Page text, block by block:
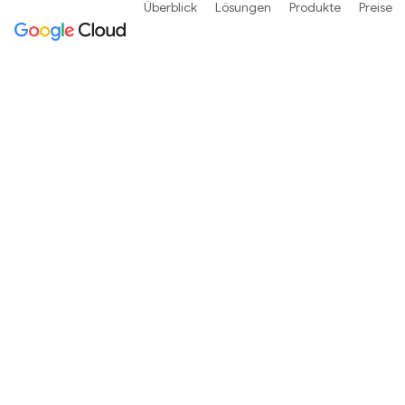
Überblick Lösungen Produkte Preise